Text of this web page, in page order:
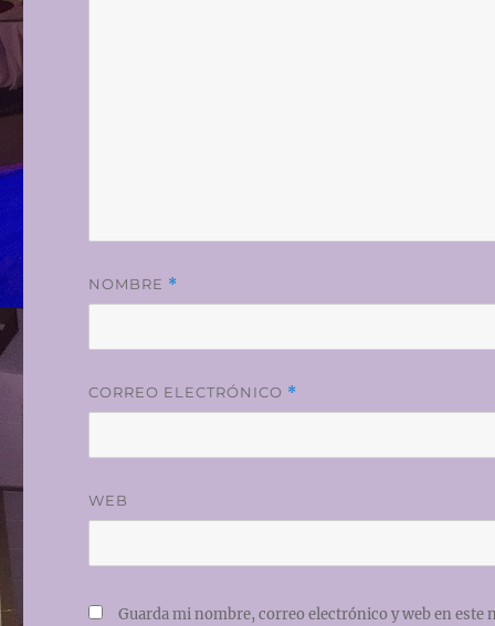
NOMBRE *
CORREO ELECTRÓNICO *
WEB
Guarda mi nombre, correo electrónico y web en este